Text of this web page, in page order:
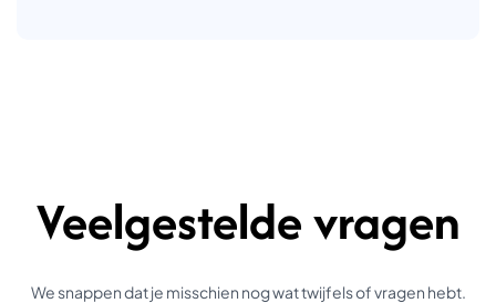
Veelgestelde vragen
We snappen dat je misschien nog wat twijfels of vragen hebt.